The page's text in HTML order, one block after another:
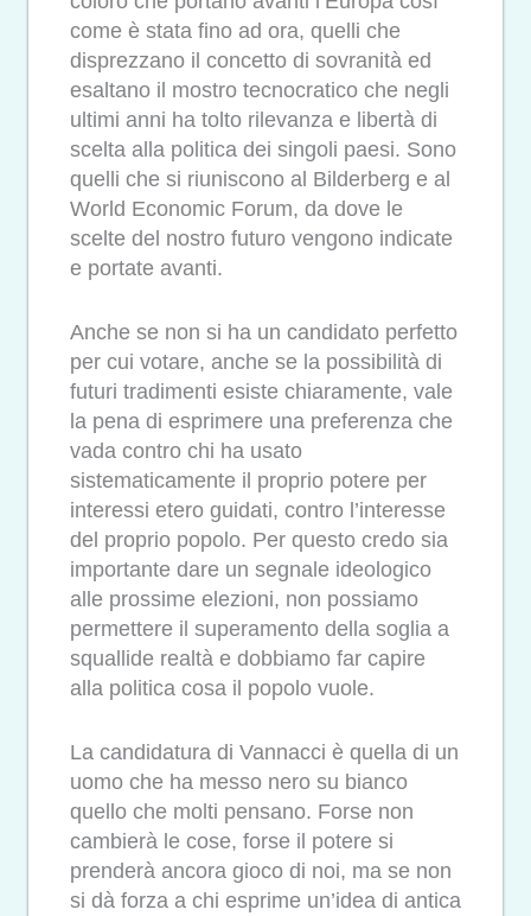
come è stata fino ad ora, quelli che
disprezzano il concetto di sovranità ed
esaltano il mostro tecnocratico che negli
ultimi anni ha tolto rilevanza e libertà di
scelta alla politica dei singoli paesi. Sono
quelli che si riuniscono al Bilderberg e al
World Economic Forum, da dove le
scelte del nostro futuro vengono indicate
e portate avanti.
Anche se non si ha un candidato perfetto
per cui votare, anche se la possibilità di
futuri tradimenti esiste chiaramente, vale
la pena di esprimere una preferenza che
vada contro chi ha usato
sistematicamente il proprio potere per
interessi etero guidati, contro l’interesse
del proprio popolo. Per questo credo sia
importante dare un segnale ideologico
alle prossime elezioni, non possiamo
permettere il superamento della soglia a
squallide realtà e dobbiamo far capire
alla politica cosa il popolo vuole.
La candidatura di Vannacci è quella di un
uomo che ha messo nero su bianco
quello che molti pensano. Forse non
cambierà le cose, forse il potere si
prenderà ancora gioco di noi, ma se non
si dà forza a chi esprime un’idea di antica